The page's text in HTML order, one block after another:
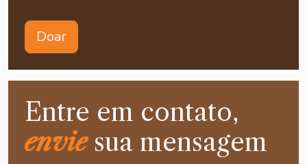
Doar
Entre em contato,
enviesua mensagem